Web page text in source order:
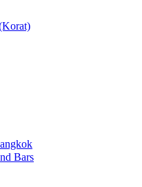
Bars